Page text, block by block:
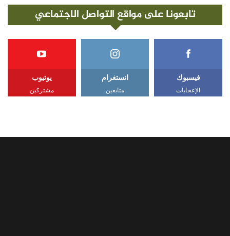
تابعونا على مواقع التواصل الاجتماعي
فيسبوك
الإعجابات
انستغرام
متابعين
يوتيوب
مشتركين